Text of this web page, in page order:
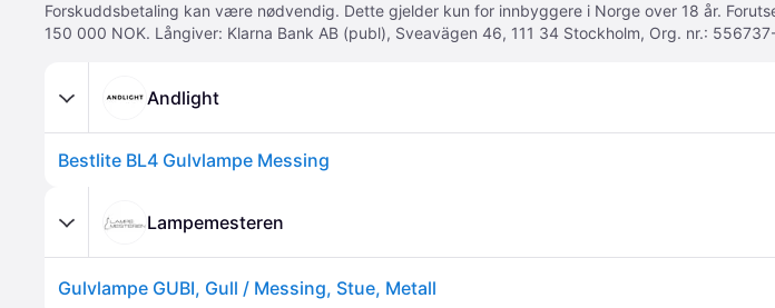
Forskuddsbetaling kan være nødvendig. Dette gjelder kun for innbyggere i Norge over 18 år.
150 000 NOK. Långiver: Klarna Bank AB (publ), Sveavägen 46, 111 34 Stockholm, Org. nr.:
Andlight
Bestlite BL4 Gulvlampe Messing
Lampemesteren
Gulvlampe GUBI, Gull / Messing, Stue, Metall